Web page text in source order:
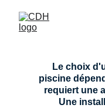
Le choix
piscine
requiert une
Une